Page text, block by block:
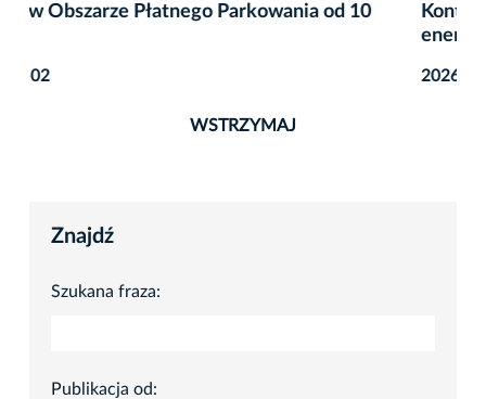
Kontynuacja działań na rzecz bezpieczeństwa
2026-08-07
WSTRZYMAJ
Znajdź
Szukana fraza:
Publikacja od: